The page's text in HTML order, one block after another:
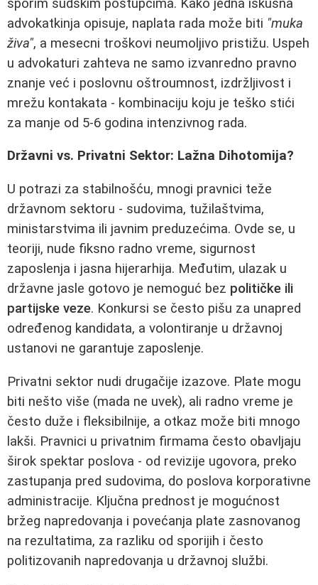
sporim sudskim postupcima. Kako jedna iskusna
advokatkinja opisuje, naplata rada može biti "muka
živa", a mesecni troškovi neumoljivo pristižu. Uspeh
u advokaturi zahteva ne samo izvanredno pravno
znanje već i poslovnu oštroumnost, izdržljivost i
mrežu kontakata - kombinaciju koju je teško stići
za manje od 5-6 godina intenzivnog rada.
Državni vs. Privatni Sektor: Lažna Dihotomija?
U potrazi za stabilnošću, mnogi pravnici teže
državnom sektoru - sudovima, tužilaštvima,
ministarstvima ili javnim preduzećima. Ovde se, u
teoriji, nude fiksno radno vreme, sigurnost
zaposlenja i jasna hijerarhija. Međutim, ulazak u
državne jasle gotovo je nemoguć bez političke ili
partijske veze. Konkursi se često pišu za unapred
određenog kandidata, a volontiranje u državnoj
ustanovi ne garantuje zaposlenje.
Privatni sektor nudi drugačije izazove. Plate mogu
biti nešto više (mada ne uvek), ali radno vreme je
često duže i fleksibilnije, a otkaz može biti mnogo
lakši. Pravnici u privatnim firmama često obavljaju
širok spektar poslova - od revizije ugovora, preko
zastupanja pred sudovima, do poslova korporativne
administracije. Ključna prednost je mogućnost
bržeg napredovanja i povećanja plate zasnovanog
na rezultatima, za razliku od sporijih i često
politizovanih napredovanja u državnoj službi.